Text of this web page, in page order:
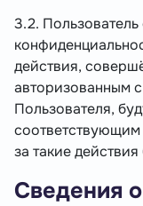
3.2. Пользователь
действия,
авторизованным
Пользователя,
соответствующим
за такие
Сведения